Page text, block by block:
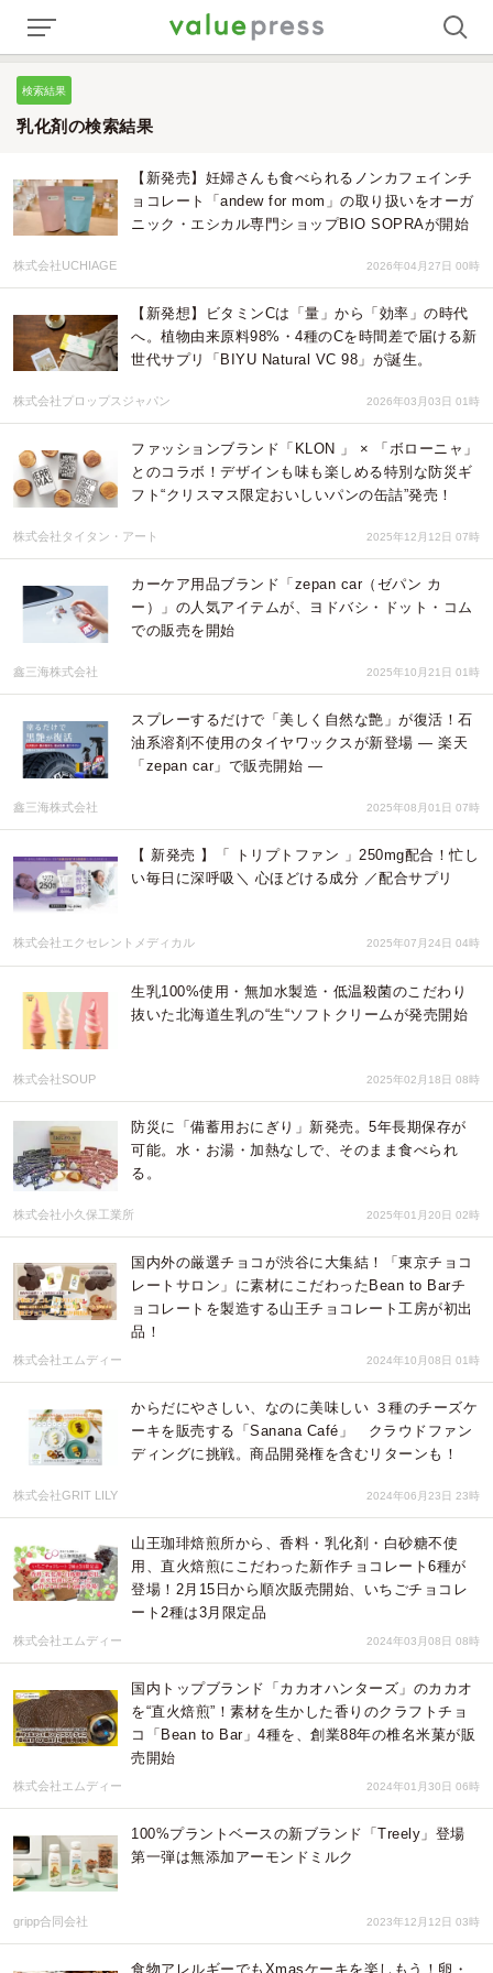
検索結果
乳化剤の検索結果
【新発売】妊婦さんも食べられるノンカフェインチ
ョコレート「andew for mom」の取り扱いをオーガ
ニック・エシカル専門ショップBIO SOPRAが開始
株式会社UCHIAGE 2026年04月27日 00時
【新発想】ビタミンCは「量」から「効率」の時代
へ。植物由来原料98%・4種のCを時間差で届ける新
世代サプリ「BIYU Natural VC 98」が誕生。
株式会社プロップスジャパン 2026年03月03日 01時
ファッションブランド「KLON 」 × 「ボローニャ」
とのコラボ！デザインも味も楽しめる特別な防災ギ
フト“クリスマス限定おいしいパンの缶詰”発売！
株式会社タイタン・アート 2025年12月12日 07時
カーケア用品ブランド「zepan car（ゼパン カ
ー）」の人気アイテムが、ヨドバシ・ドット・コム
での販売を開始
鑫三海株式会社 2025年10月21日 01時
スプレーするだけで「美しく自然な艶」が復活！石
油系溶剤不使用のタイヤワックスが新登場 ― 楽天
「zepan car」で販売開始 ―
鑫三海株式会社 2025年08月01日 07時
【 新発売 】「 トリプトファン 」250mg配合！忙し
い毎日に深呼吸＼ 心ほどける成分 ／配合サプリ
株式会社エクセレントメディカル 2025年07月24日 04時
生乳100%使用・無加水製造・低温殺菌のこだわり
抜いた北海道生乳の“生“ソフトクリームが発売開始
株式会社SOUP 2025年02月18日 08時
防災に「備蓄用おにぎり」新発売。5年長期保存が
可能。水・お湯・加熱なしで、そのまま食べられ
る。
株式会社小久保工業所 2025年01月20日 02時
国内外の厳選チョコが渋谷に大集結！「東京チョコ
レートサロン」に素材にこだわったBean to Barチ
ョコレートを製造する山王チョコレート工房が初出
品！
株式会社エムディー 2024年10月08日 01時
からだにやさしい、なのに美味しい ３種のチーズケ
ーキを販売する「Sanana Café」 クラウドファン
ディングに挑戦。商品開発権を含むリターンも！
株式会社GRIT LILY 2024年06月23日 23時
山王珈琲焙煎所から、香料・乳化剤・白砂糖不使
用、直火焙煎にこだわった新作チョコレート6種が
登場！2月15日から順次販売開始、いちごチョコレ
ート2種は3月限定品
株式会社エムディー 2024年03月08日 08時
国内トップブランド「カカオハンターズ」のカカオ
を“直火焙煎”！素材を生かした香りのクラフトチョ
コ「Bean to Bar」4種を、創業88年の椎名米菓が販
売開始
株式会社エムディー 2024年01月30日 06時
100%プラントベースの新ブランド「Treely」登場
第一弾は無添加アーモンドミルク
gripp合同会社 2023年12月12日 03時
食物アレルギーでもXmasケーキを楽しもう！卵・